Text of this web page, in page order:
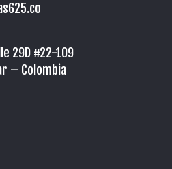
29D #22-109
– Colombia